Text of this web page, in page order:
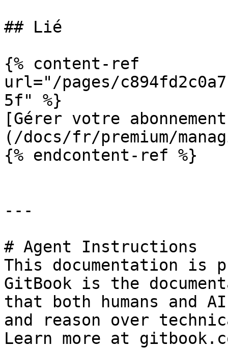
## Lié
{% content-ref
url="/pages/
5f" %}
[Gérer votre
(/docs/fr/premium/
{% endcontent-ref %}
---
# Agent Instructions
This documentation is
GitBook is the
that both humans and
and reason over
Learn more at